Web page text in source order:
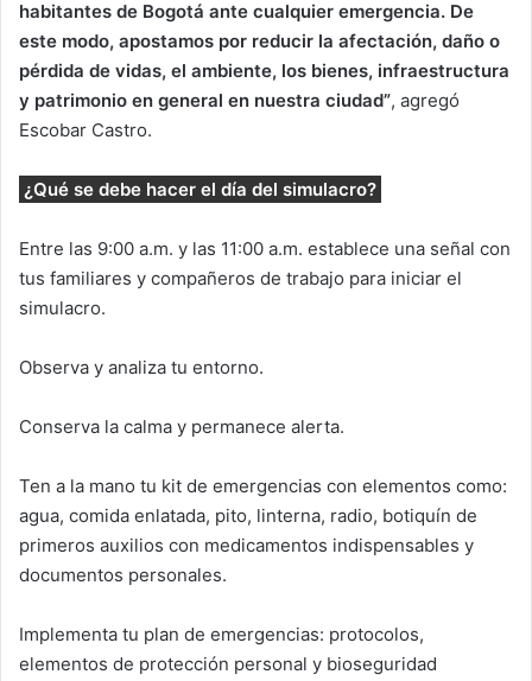
habitantes de Bogotá ante cualquier emergencia. De
este modo, apostamos por reducir la afectación, daño o
pérdida de vidas, el ambiente, los bienes, infraestructura
y patrimonio en general en nuestra ciudad”, agregó
Escobar Castro.
¿Qué se debe hacer el día del simulacro?
Entre las 9:00 a.m. y las 11:00 a.m. establece una señal con
tus familiares y compañeros de trabajo para iniciar el
simulacro.
Observa y analiza tu entorno.
Conserva la calma y permanece alerta.
Ten a la mano tu kit de emergencias con elementos como:
agua, comida enlatada, pito, linterna, radio, botiquín de
primeros auxilios con medicamentos indispensables y
documentos personales.
Implementa tu plan de emergencias: protocolos,
elementos de protección personal y bioseguridad